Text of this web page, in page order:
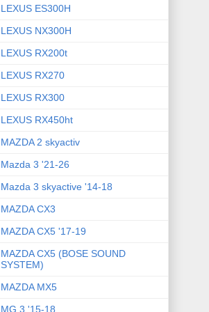
LEXUS ES300H
LEXUS NX300H
LEXUS RX200t
LEXUS RX270
LEXUS RX300
LEXUS RX450ht
MAZDA 2 skyactiv
Mazda 3 '21-26
Mazda 3 skyactive '14-18
MAZDA CX3
MAZDA CX5 '17-19
MAZDA CX5 (BOSE SOUND
SYSTEM)
MAZDA MX5
MG 3 '15-18